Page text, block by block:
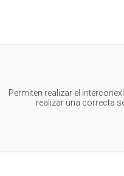
Permiten realizar el
realizar una correcta